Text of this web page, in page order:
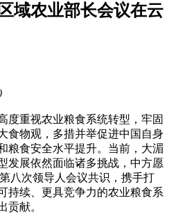
域农业部长会议在云
重视农业粮食系统转型，牢固
食物观，多措并举促进中国自身
粮食安全水平提升。当前，大湄
发展依然面临诸多挑战，中方愿
八次领导人会议共识，携手打
持续、更具竞争力的农业粮食系
贡献。